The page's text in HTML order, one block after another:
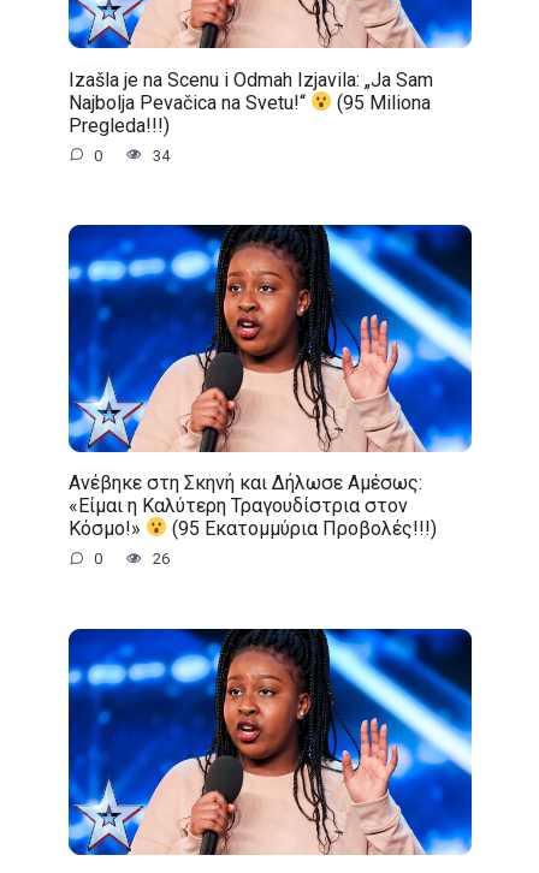
Izašla je na Scenu i Odmah Izjavila: „Ja Sam
Najbolja Pevačica na Svetu!“
(95 Miliona
Pregleda!!!)
0 34
Ανέβηκε στη Σκηνή και Δήλωσε Αμέσως:
«Είμαι η Καλύτερη Τραγουδίστρια στον
Κόσμο!»
(95 Εκατομμύρια Προβολές!!!)
0 26